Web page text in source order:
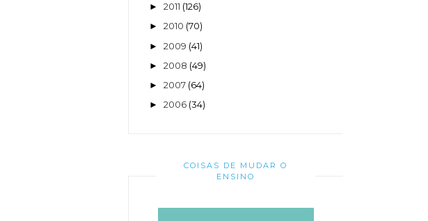
► 2011 (126)
► 2010 (70)
► 2009 (41)
► 2008 (49)
► 2007 (64)
► 2006 (34)
COISAS DE MUDAR O
ENSINO